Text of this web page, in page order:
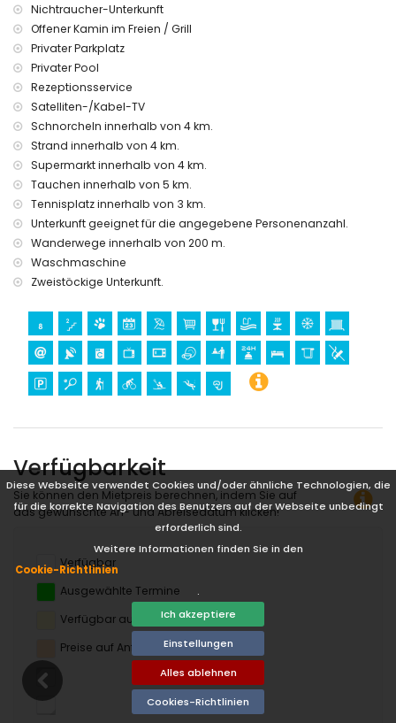
Diese Webseite verwendet Cookies und/oder ähnliche Technologien, die
für die korrekte Navigation des Benutzers auf der Webseite unbedingt
erforderlich sind.
Weitere Informationen finden Sie in den
Cookie-Richtlinien
.
Ich akzeptiere
Einstellungen
Alles ablehnen
Cookies-Richtlinien
Heizung und Klimaanlage
Zusatzbett und Kinderbetten/Babybetten (auf Anfrage)
extra Zwischenreinigungen
Ladevorgang für E-Autos auf Anfrage und extra Zahlung
Haustiere erlaubt gegen Aufpreis
Unterhaltung und Freizeitaktivitäten für Ihren Urlaub in Denia,
Costa Blanca
Diskothek, Nachtclub, Bar und Promenade (La Marineta
Cassiana) (innerhalb von 5 Kilometern vom Haus)
Sehenswürdigkeiten und Kultur in Denia, Costa Blanca
Museum (Spielzeugmuseum) und Kirche (innerhalb von 5
Kilometern von der Unterkunft)
Schloss (Schloss Denia) (innerhalb von 10 Kilometern von
der Unterkunft)
Wandern (innerhalb von 1000 Metern von der Villa)
Tennis, Radfahren, Kajakfahren, Tauchen und Schnorcheln
(innerhalb von 5 Kilometern von der Villa)
Golf (La Sella Golf) und Reiten (innerhalb von 10 Kilometern
von der Villa)
Nichtraucher-Unterkunft
Offener Kamin im Freien / Grill
Privater Parkplatz
Privater Pool
Rezeptionsservice
Satelliten-/Kabel-TV
Schnorcheln innerhalb von 4 km.
Strand innerhalb von 4 km.
Supermarkt innerhalb von 4 km.
Tauchen innerhalb von 5 km.
Tennisplatz innerhalb von 3 km.
Unterkunft geeignet für die angegebene Personenanzahl.
Wanderwege innerhalb von 200 m.
Waschmaschine
Zweistöckige Unterkunft.
Verfügbarkeit
Sie können den Mietpreis berechnen, indem Sie auf
das gewünschte An- und Abreisedatum klicken!
Verfügbar
Ausgewählte Termine
Verfügbar auf Anfrage
Preise auf Anfrage